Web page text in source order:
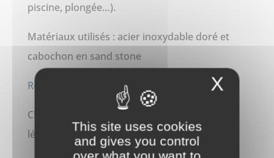
piscine, plongée…).
Matériaux utilisés : acier inoxydable doré et
cabochon en sand stone
Retrouvez toutes nos autres bagues ici !
Chaque bijou est unique et peut présenter de
légères variations d’un bijou à l’autre.
X
This site uses cookies
and gives you control